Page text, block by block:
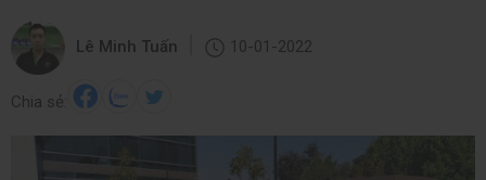
Lê Minh Tuấn 10-01-2022
Chia sẻ: